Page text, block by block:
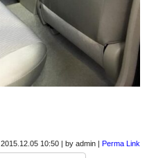
2015.12.05 10:50 | by admin | Perma Link